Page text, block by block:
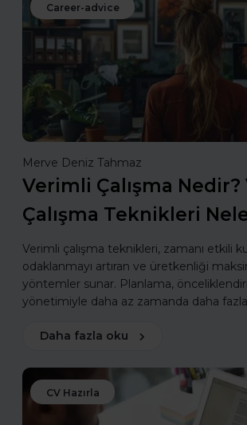
Career-advice
Merve Deniz Tahmaz
Verimli Çalışma
Çalışma Teknikleri
Verimli çalışma teknikleri, zamanı etkili
odaklanmayı artıran ve üretkenliği
yöntemler sunar. Planlama,
yönetimiyle daha az zamanda daha
Daha fazla oku
CV Hazırla